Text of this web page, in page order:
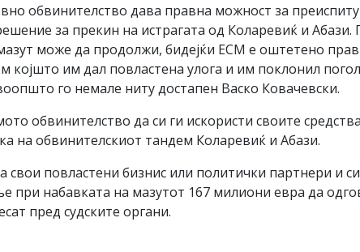
обвинителство дава правна можност за
за прекин на истрагата од Коларевиќ и
може да продолжи, бидејќи ЕСМ е оштетено
којшто им дал повластена улога и им поклонил
го немале ниту достапен Васко Ковачевски.
обвинителство да си ги искористи своите
на обвинителскиот тандем Коларевиќ и Абази.
повластени бизнис или политички партнери и
при набавката на мазутот 167 милиони евра да
пред судските органи.